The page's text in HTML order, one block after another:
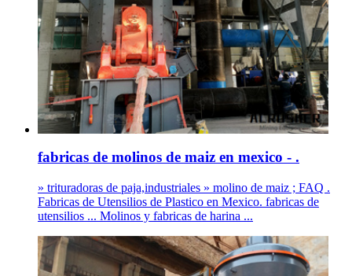
fabricas de molinos de maiz en mexico - .
» trituradoras de paja,industriales » molino de maiz ; FAQ .
Fabricas de Utensilios de Plastico en Mexico. fabricas de
utensilios ... Molinos y fabricas de harina ...